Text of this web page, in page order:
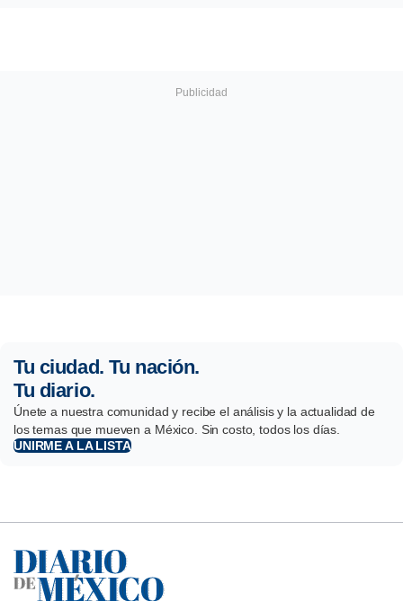
Tu ciudad. Tu nación.
Tu diario.
Únete a nuestra comunidad y recibe el análisis y la actualidad de
los temas que mueven a México. Sin costo, todos los días.
UNIRME A LA LISTA